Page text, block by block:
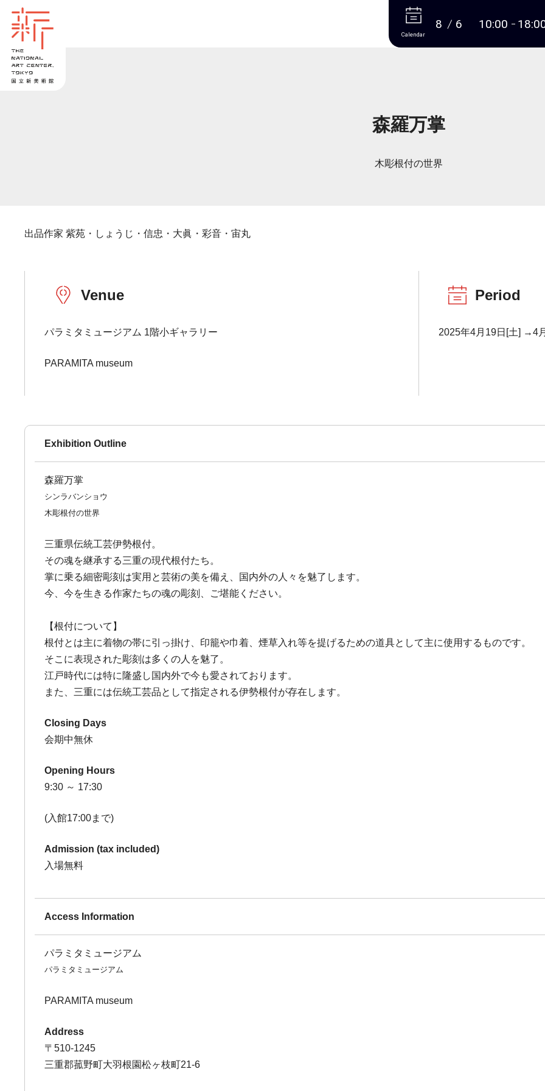
More
Calendar
8 6 10:00
森羅万掌
木彫根付の世界
出品作家 紫苑・しょうじ・信忠・大眞・彩音・宙丸
Venue
パラミタミュージアム 1階小ギャラリー
PARAMITA museum
Period
2025年4月19日[土] →4
Exhibition Outline
森羅万掌
シンラバンショウ
木彫根付の世界
三重県伝統工芸伊勢根付。
その魂を継承する三重の現代根付たち。
掌に乗る細密彫刻は実用と芸術の美を備え、国内外の人々を魅了します。
今、今を生きる作家たちの魂の彫刻、ご堪能ください。
【根付について】
根付とは主に着物の帯に引っ掛け、印籠や巾着、煙草入れ等を提げるための道具として主に使用するものです。
そこに表現された彫刻は多くの人を魅了。
江戸時代には特に隆盛し国内外で今も愛されております。
また、三重には伝統工芸品として指定される伊勢根付が存在します。
Closing Days
会期中無休
Opening Hours
9:30 ～ 17:30
(入館17:00まで)
Admission (tax included)
入場無料
Access Information
パラミタミュージアム
パラミタミュージアム
PARAMITA museum
Address
〒510-1245
三重郡菰野町大羽根園松ヶ枝町21-6